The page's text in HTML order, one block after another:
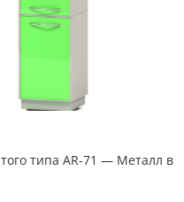
типа AR-71 — Металл в